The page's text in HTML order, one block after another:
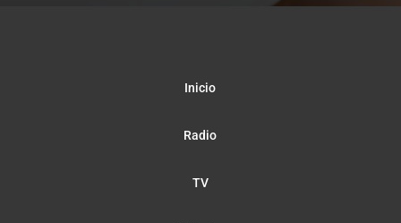
Inicio
Radio
TV